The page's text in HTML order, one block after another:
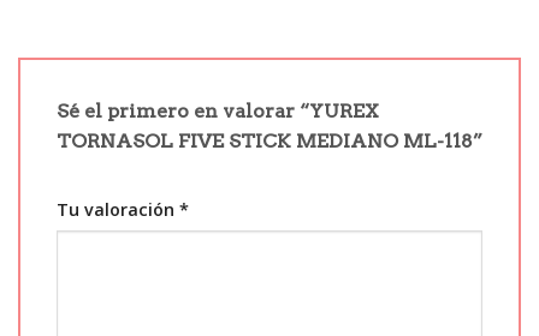
Sé el primero en valorar “YUREX
TORNASOL FIVE STICK MEDIANO ML-118”
Tu valoración *